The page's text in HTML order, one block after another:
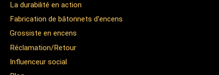
La durabilité en action
Fabrication de bâtonnets d'encens
Grossiste en encens
Réclamation/Retour
Influenceur social